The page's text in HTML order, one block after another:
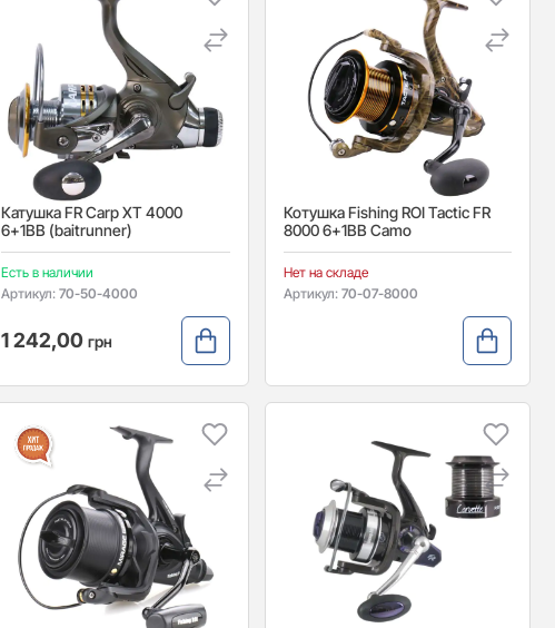
Катушка FR Carp XT 4000
6+1BB (baitrunner)
Есть в наличии
Артикул: 70-50-4000
1 242,00 грн
Котушка Fishing ROI Tactic FR
8000 6+1BB Camo
Нет на складе
Артикул: 70-07-8000